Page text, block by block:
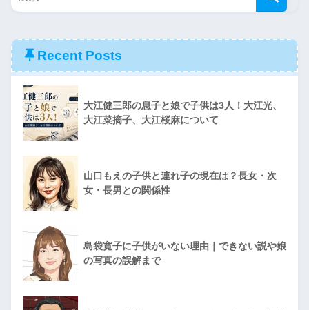
Recent Posts
大江健三郎の息子と娘で子供は3人！大江光、
大江菜摘子、大江桜麻について
山口もえの子供と連れ子の現在は？長女・次
女・長男との関係性
島袋寛子に子供がいない理由｜できない説や娘
の写真の誤解まで